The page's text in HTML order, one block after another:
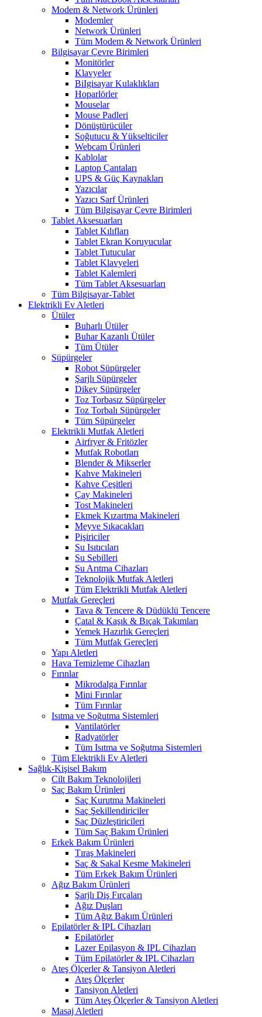
Modem & Network Ürünleri
Modemler
Network Ürünleri
Tüm Modem & Network Ürünleri
Bilgisayar Çevre Birimleri
Monitörler
Klavyeler
BiIgisayar Kulaklıkları
Hoparlörler
Mouselar
Mouse Padleri
Dönüştürücüler
Soğutucu & Yükselticiler
Webcam Ürünleri
Kablolar
Laptop Çantaları
UPS & Güç Kaynakları
Yazıcılar
Yazıcı Sarf Ürünleri
Tüm Bilgisayar Çevre Birimleri
Tablet Aksesuarları
Tablet Kılıfları
Tablet Ekran Koruyucular
Tablet Tutucular
Tablet Klavyeleri
Tablet Kalemleri
Tüm Tablet Aksesuarları
Tüm Bilgisayar-Tablet
Elektrikli Ev Aletleri
Ütüler
Buharlı Ütüler
Buhar Kazanlı Ütüler
Tüm Ütüler
Süpürgeler
Robot Süpürgeler
Şarjlı Süpürgeler
Dikey Süpürgeler
Toz Torbasız Süpürgeler
Toz Torbalı Süpürgeler
Tüm Süpürgeler
Elektrikli Mutfak Aletleri
Airfryer & Fritözler
Mutfak Robotları
Blender & Mikserler
Kahve Makineleri
Kahve Çeşitleri
Çay Makineleri
Tost Makineleri
Ekmek Kızartma Makineleri
Meyve Sıkacakları
Pişiriciler
Su Isıtıcıları
Su Sebilleri
Su Arıtma Cihazları
Teknolojik Mutfak Aletleri
Tüm Elektrikli Mutfak Aletleri
Mutfak Gereçleri
Tava & Tencere & Düdüklü Tencere
Çatal & Kaşık & Bıçak Takımları
Yemek Hazırlık Gereçleri
Tüm Mutfak Gereçleri
Yapı Aletleri
Hava Temizleme Cihazları
Fırınlar
Mikrodalga Fırınlar
Mini Fırınlar
Tüm Fırınlar
Isıtma ve Soğutma Sistemleri
Vantilatörler
Radyatörler
Tüm Isıtma ve Soğutma Sistemleri
Tüm Elektrikli Ev Aletleri
Sağlık-Kişisel Bakım
Cilt Bakım Teknolojileri
Saç Bakım Ürünleri
Saç Kurutma Makineleri
Saç Şekillendiriciler
Saç Düzleştiricileri
Tüm Saç Bakım Ürünleri
Erkek Bakım Ürünleri
Tıraş Makineleri
Saç & Sakal Kesme Makineleri
Tüm Erkek Bakım Ürünleri
Ağız Bakım Ürünleri
Şarjlı Diş Fırçaları
Ağız Duşları
Tüm Ağız Bakım Ürünleri
Epilatörler & IPL Cihazları
Epilatörler
Lazer Epilasyon & IPL Cihazları
Tüm Epilatörler & IPL Cihazları
Ateş Ölçerler & Tansiyon Aletleri
Ateş Ölçerler
Tansiyon Aletleri
Tüm Ateş Ölçerler & Tansiyon Aletleri
Masaj Aletleri